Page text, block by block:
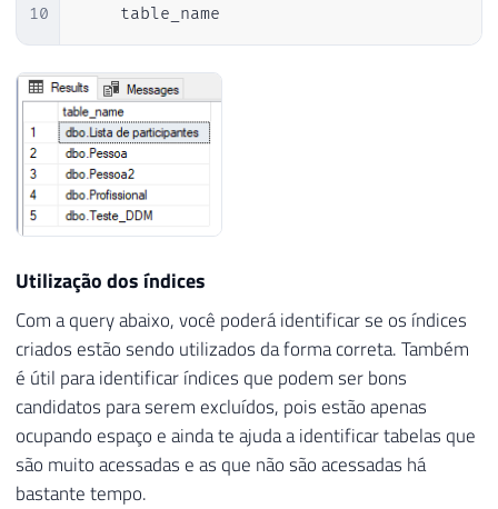
10
    table_name
Utilização dos índices
Com a query abaixo, você poderá identificar se os índices
criados estão sendo utilizados da forma correta. Também
é útil para identificar índices que podem ser bons
candidatos para serem excluídos, pois estão apenas
ocupando espaço e ainda te ajuda a identificar tabelas que
são muito acessadas e as que não são acessadas há
bastante tempo.